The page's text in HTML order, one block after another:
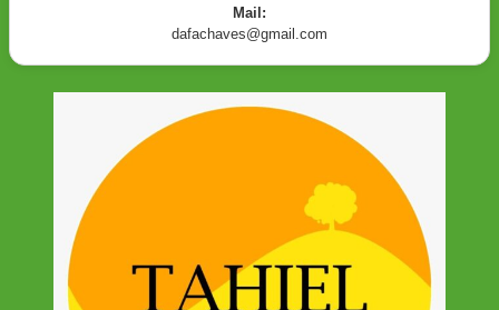
Mail:
dafachaves@gmail.com